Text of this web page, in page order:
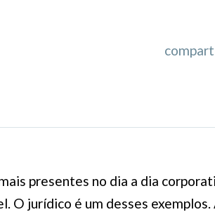
presentes no dia a dia
O jurídico é um desses